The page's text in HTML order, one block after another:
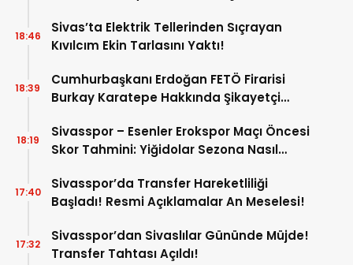
Sivas’ta Elektrik Tellerinden Sıçrayan
Kıvılcım Ekin Tarlasını Yaktı!
18:46
Cumhurbaşkanı Erdoğan FETÖ Firarisi
Burkay Karatepe Hakkında Şikayetçi
18:39
Sivasspor – Esenler Erokspor Maçı Öncesi
Skor Tahmini: Yiğidolar Sezona Nasıl
18:19
Sivasspor’da Transfer Hareketliliği
Başladı! Resmi Açıklamalar An Meselesi!
17:40
Sivasspor’dan Sivaslılar Gününde Müjde!
Transfer Tahtası Açıldı!
17:32